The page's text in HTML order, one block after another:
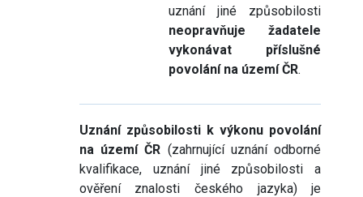
uznání jiné způsobilosti
neopravňuje žadatele
vykonávat příslušné
povolání na území ČR.
Uznání způsobilosti k výkonu povolání
na území ČR (zahrnující uznání odborné
kvalifikace, uznání jiné způsobilosti a
ověření znalosti českého jazyka) je